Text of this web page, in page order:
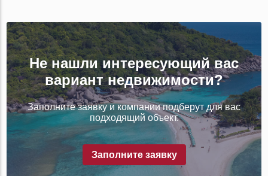
Не нашли интересующий вас
вариант недвижимости?
Заполните заявку и компании подберут для вас
подходящий объект.
Заполните заявку